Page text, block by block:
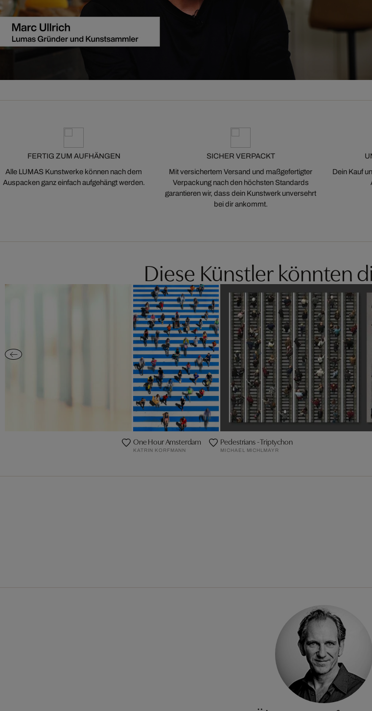
FERTIG ZUM AUFHÄNGEN
Alle LUMAS Kunstwerke können nach dem
Auspacken ganz einfach aufgehängt werden.
SICHER VERPACKT
Mit versichertem Versand und maßgefertigter
Verpackung nach den höchsten Standards
garantieren wir, dass dein Kunstwerk unversehrt
bei dir ankommt.
Dein Kauf
Diese Künstler könnten
One Hour Amsterdam
KATRIN KORFMANN
Pedestrians - Triptychon
MICHAEL MICHLMAYR